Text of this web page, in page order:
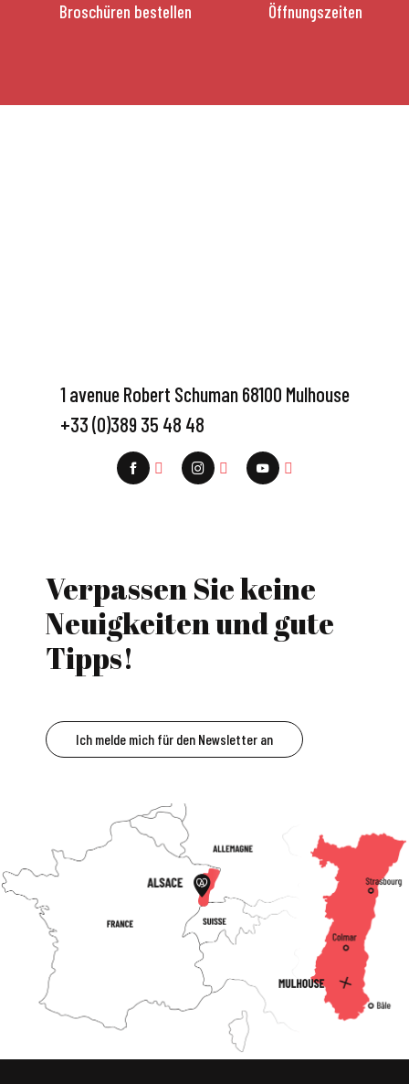
Broschüren bestellen Öffnungszeiten
1 avenue Robert Schuman 68100 Mulhouse
+33 (0)389 35 48 48
Verpassen Sie keine
Neuigkeiten und gute
Tipps!
Ich melde mich für den Newsletter an